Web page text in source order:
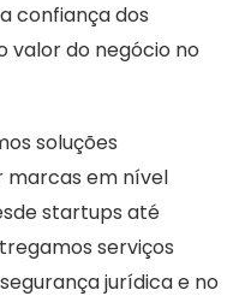
confiança dos
valor do negócio no
soluções
em nível
startups até
serviços
jurídica e no